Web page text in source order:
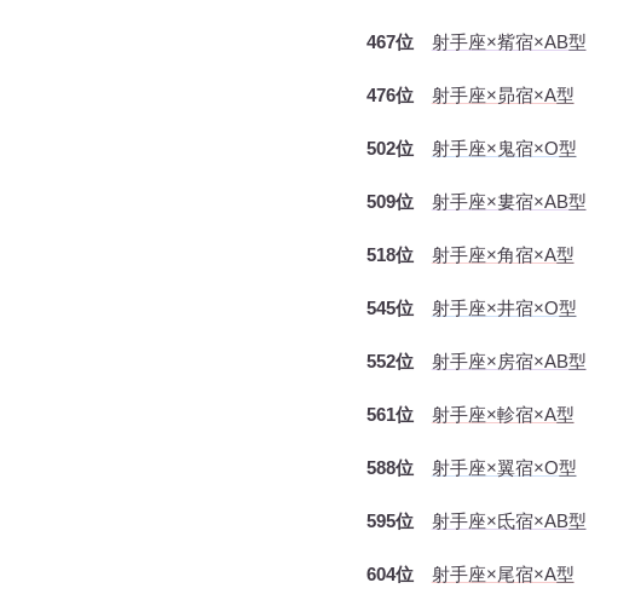
467位 射手座×觜宿×AB型
476位 射手座×昴宿×A型
502位 射手座×鬼宿×O型
509位 射手座×婁宿×AB型
518位 射手座×角宿×A型
545位 射手座×井宿×O型
552位 射手座×房宿×AB型
561位 射手座×軫宿×A型
588位 射手座×翼宿×O型
595位 射手座×氐宿×AB型
604位 射手座×尾宿×A型